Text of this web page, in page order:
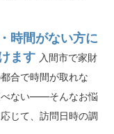
時間がない方に
ます 入間市で家財
合で時間が取れな
べない――そんなお悩
じて、訪問日時の調